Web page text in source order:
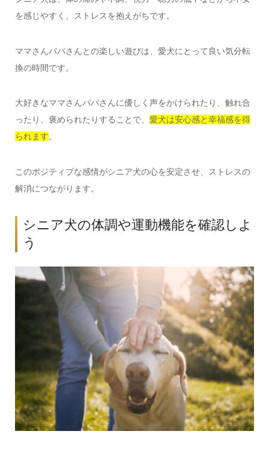
を感じやすく、ストレスを抱えがちです。
ママさんパパさんとの楽しい遊びは、愛犬にとって良い気分転
換の時間です。
大好きなママさんパパさんに優しく声をかけられたり、触れ合
ったり、褒められたりすることで、 愛犬は安心感と幸福感を得
られます。
このポジティブな感情がシニア犬の心を安定させ、ストレスの
解消につながります。
シニア犬の体調や運動機能を確認しよ
う